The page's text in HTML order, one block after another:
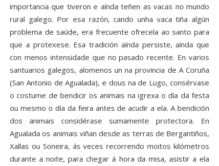
importancia que tiveron e aínda teñen as vacas no mundo
rural galego. Por esa razón, cando unha vaca tiña algún
problema de saúde, era frecuente ofrecela ao santo para
que a protexese. Esa tradición aínda persiste, aínda que
con menos intensidade que no pasado recente. En varios
santuarios galegos, alomenos un na provincia de A Coruña
(San Antonio de Agualada), e dous na de Lugo, consérvase
o costume de bendicir os animais na igrexa o día da festa
ou mesmo o día da feira antes de acudir a ela. A bendición
dos animais considérase sumamente protectora. En
Agualada os animais viñan desde as terras de Bergantiños,
Xallas ou Soneira, ás veces recorrendo moitos kilómetros
durante a noite, para chegar á hora da misa, asistir a ela